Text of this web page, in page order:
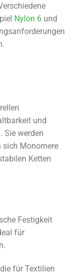
Nylon 6 und
und
Sie werden
sich Monomere
Ketten
Festigkeit
für
für Textilien